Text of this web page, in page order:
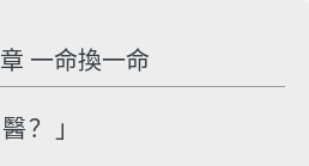
一命換一命
？」